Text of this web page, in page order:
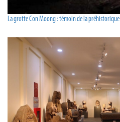
La grotte Con Moong : témoin de la préhistorique